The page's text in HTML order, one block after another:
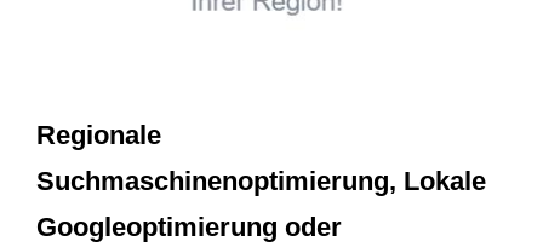
Regionale
Suchmaschinenoptimierung, Lokale
Googleoptimierung oder